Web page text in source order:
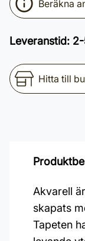
Beräkna
Leveranstid:
Hitta till
Akvarell
skapats
Tapeten